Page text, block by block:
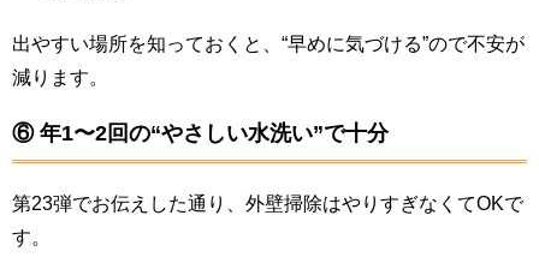
出やすい場所を知っておくと、“早めに気づける”ので不安が
減ります。
⑥ 年1〜2回の“やさしい水洗い”で十分
第23弾でお伝えした通り、外壁掃除はやりすぎなくてOKで
す。